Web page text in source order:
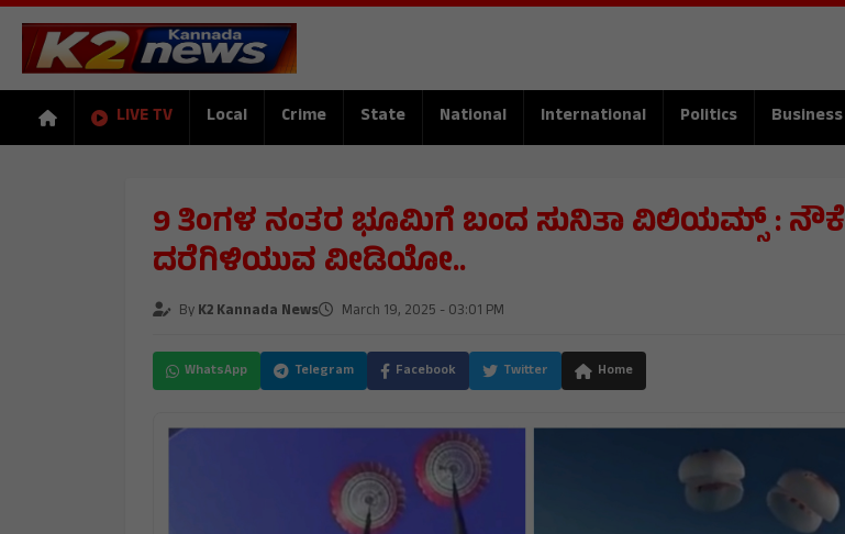
LIVE TV Local Crime State National International Politics Business
9 ತಿಂಗಳ ನಂತರ ಭೂಮಿಗೆ ಬಂದ ಸುನಿತಾ ವಿಲಿಯಮ್ಸ್ : ನೌಕೆ
ದರೆಗಿಳಿಯುವ ವೀಡಿಯೋ..
ByK2 Kannada News March 19, 2025 - 03:01 PM
WhatsApp Telegram Facebook Twitter Home